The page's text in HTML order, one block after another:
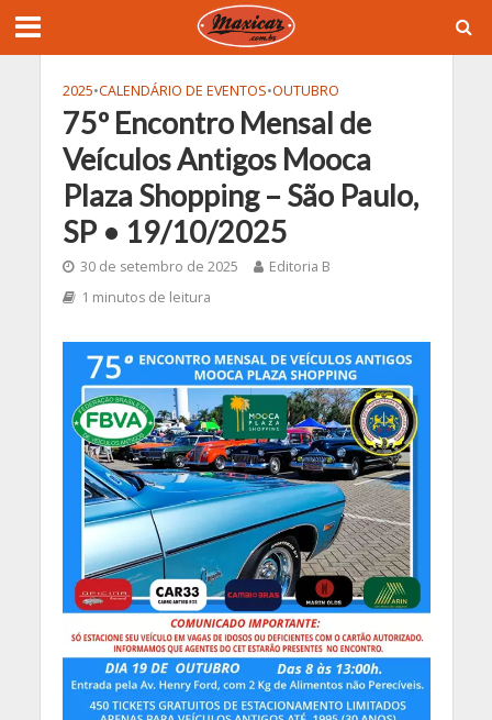
2025•CALENDÁRIO DE EVENTOS•OUTUBRO
75º Encontro Mensal de
Veículos Antigos Mooca
Plaza Shopping – São Paulo,
SP • 19/10/2025
30 de setembro de 2025
Editoria B
1 minutos de leitura